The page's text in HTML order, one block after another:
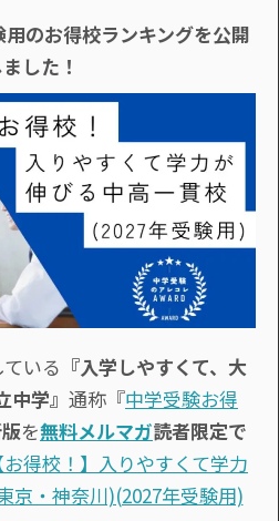
用のお得校ランキングを公開
した！
いる 『入学しやすくて、大
学』 通称『中学受験お得
を無料メルマガ読者限定で
得校！】入りやすくて学力
京・神奈川)(2027年受験用)